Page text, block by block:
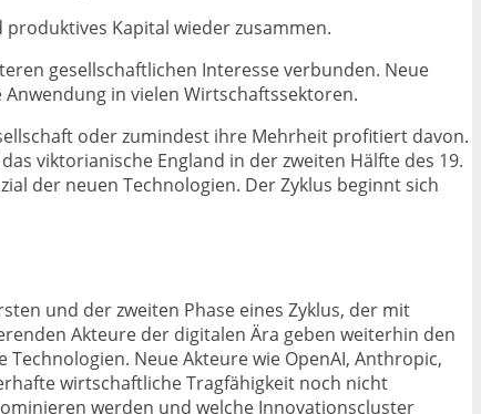
Kapital wieder zusammen.
gesellschaftlichen Interesse verbunden. Neue
in vielen Wirtschaftssektoren.
oder zumindest ihre Mehrheit profitiert davon.
viktorianische England in der zweiten Hälfte des 19.
der neuen Technologien. Der Zyklus beginnt sich
und der zweiten Phase eines Zyklus, der mit
Akteure der digitalen Ära geben weiterhin den
Neue Akteure wie OpenAI, Anthropic,
wirtschaftliche Tragfähigkeit noch nicht
werden und welche Innovationscluster